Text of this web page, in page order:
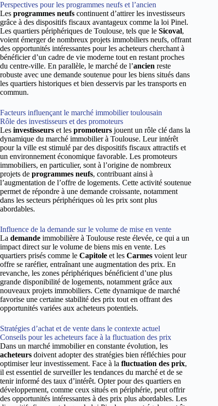
Perspectives pour les programmes neufs et l’ancien
Les programmes neufs continuent d’attirer les investisseurs
grâce à des dispositifs fiscaux avantageux comme la loi Pinel.
Les quartiers périphériques de Toulouse, tels que le Sicoval,
voient émerger de nombreux projets immobiliers neufs, offrant
des opportunités intéressantes pour les acheteurs cherchant à
bénéficier d’un cadre de vie moderne tout en restant proches
du centre-ville. En parallèle, le marché de l’ancien reste
robuste avec une demande soutenue pour les biens situés dans
les quartiers historiques et bien desservis par les transports en
commun.
Facteurs influençant le marché immobilier toulousain
Rôle des investisseurs et des promoteurs
Les investisseurs et les promoteurs jouent un rôle clé dans la
dynamique du marché immobilier à Toulouse. Leur intérêt
pour la ville est stimulé par des dispositifs fiscaux attractifs et
un environnement économique favorable. Les promoteurs
immobiliers, en particulier, sont à l’origine de nombreux
projets de programmes neufs, contribuant ainsi à
l’augmentation de l’offre de logements. Cette activité soutenue
permet de répondre à une demande croissante, notamment
dans les secteurs périphériques où les prix sont plus
abordables.
Influence de la demande sur le volume de mise en vente
La demande immobilière à Toulouse reste élevée, ce qui a un
impact direct sur le volume de biens mis en vente. Les
quartiers prisés comme le Capitole et les Carmes voient leur
offre se raréfier, entraînant une augmentation des prix. En
revanche, les zones périphériques bénéficient d’une plus
grande disponibilité de logements, notamment grâce aux
nouveaux projets immobiliers. Cette dynamique de marché
favorise une certaine stabilité des prix tout en offrant des
opportunités variées aux acheteurs potentiels.
Stratégies d’achat et de vente dans le contexte actuel
Conseils pour les acheteurs face à la fluctuation des prix
Dans un marché immobilier en constante évolution, les
acheteurs doivent adopter des stratégies bien réfléchies pour
optimiser leur investissement. Face à la fluctuation des prix,
il est essentiel de surveiller les tendances du marché et de se
tenir informé des taux d’intérêt. Opter pour des quartiers en
développement, comme ceux situés en périphérie, peut offrir
des opportunités intéressantes à des prix plus abordables. Les